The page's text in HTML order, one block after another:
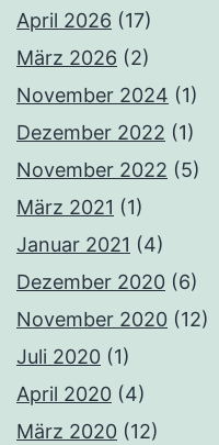
April 2026 (17)
März 2026 (2)
November 2024 (1)
Dezember 2022 (1)
November 2022 (5)
März 2021 (1)
Januar 2021 (4)
Dezember 2020 (6)
November 2020 (12)
Juli 2020 (1)
April 2020 (4)
März 2020 (12)